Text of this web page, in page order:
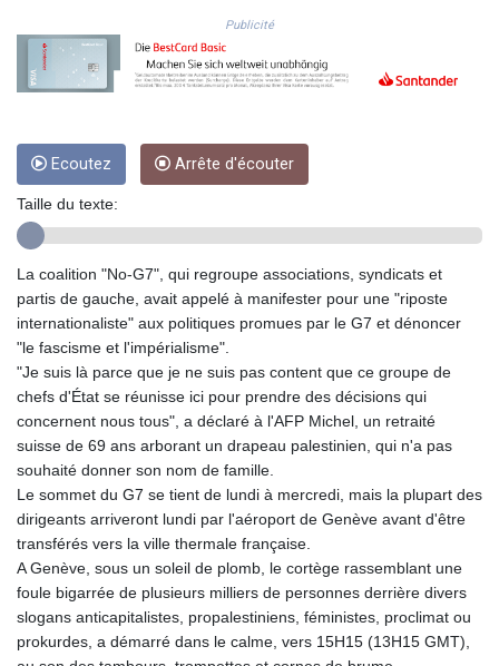
FKP 0.858801
GBP 0.857994
GHS 13.548336
GIP 0.858801
GTQ 8.809078
GYD 241.584711
HKD 9.063364
HRK 7.533572
HTG 151.001333
HUF 361.860769
IDR
20659.336108
ILS 3.470858
IMP 0.858801
INR 109.864533
IQD
1514.293863
IRR
1588593.057877
Publicité
Ecoutez Arrête d'écouter
Taille du texte:
La coalition "No-G7", qui regroupe associations, syndicats et
partis de gauche, avait appelé à manifester pour une "riposte
internationaliste" aux politiques promues par le G7 et dénoncer
"le fascisme et l'impérialisme".
"Je suis là parce que je ne suis pas content que ce groupe de
chefs d'État se réunisse ici pour prendre des décisions qui
concernent nous tous", a déclaré à l'AFP Michel, un retraité
suisse de 69 ans arborant un drapeau palestinien, qui n'a pas
souhaité donner son nom de famille.
Le sommet du G7 se tient de lundi à mercredi, mais la plupart des
dirigeants arriveront lundi par l'aéroport de Genève avant d'être
transférés vers la ville thermale française.
A Genève, sous un soleil de plomb, le cortège rassemblant une
foule bigarrée de plusieurs milliers de personnes derrière divers
slogans anticapitalistes, propalestiniens, féministes, proclimat ou
prokurdes, a démarré dans le calme, vers 15H15 (13H15 GMT),